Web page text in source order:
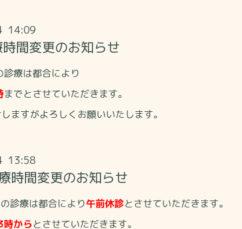
14:09
間変更のお知らせ
療は都合により
までとさせていただきます。
ますがよろしくお願いいたします。
13:58
時間変更のお知らせ
診療は都合により午前休診とさせていただきます。
時からとさせていただきます。